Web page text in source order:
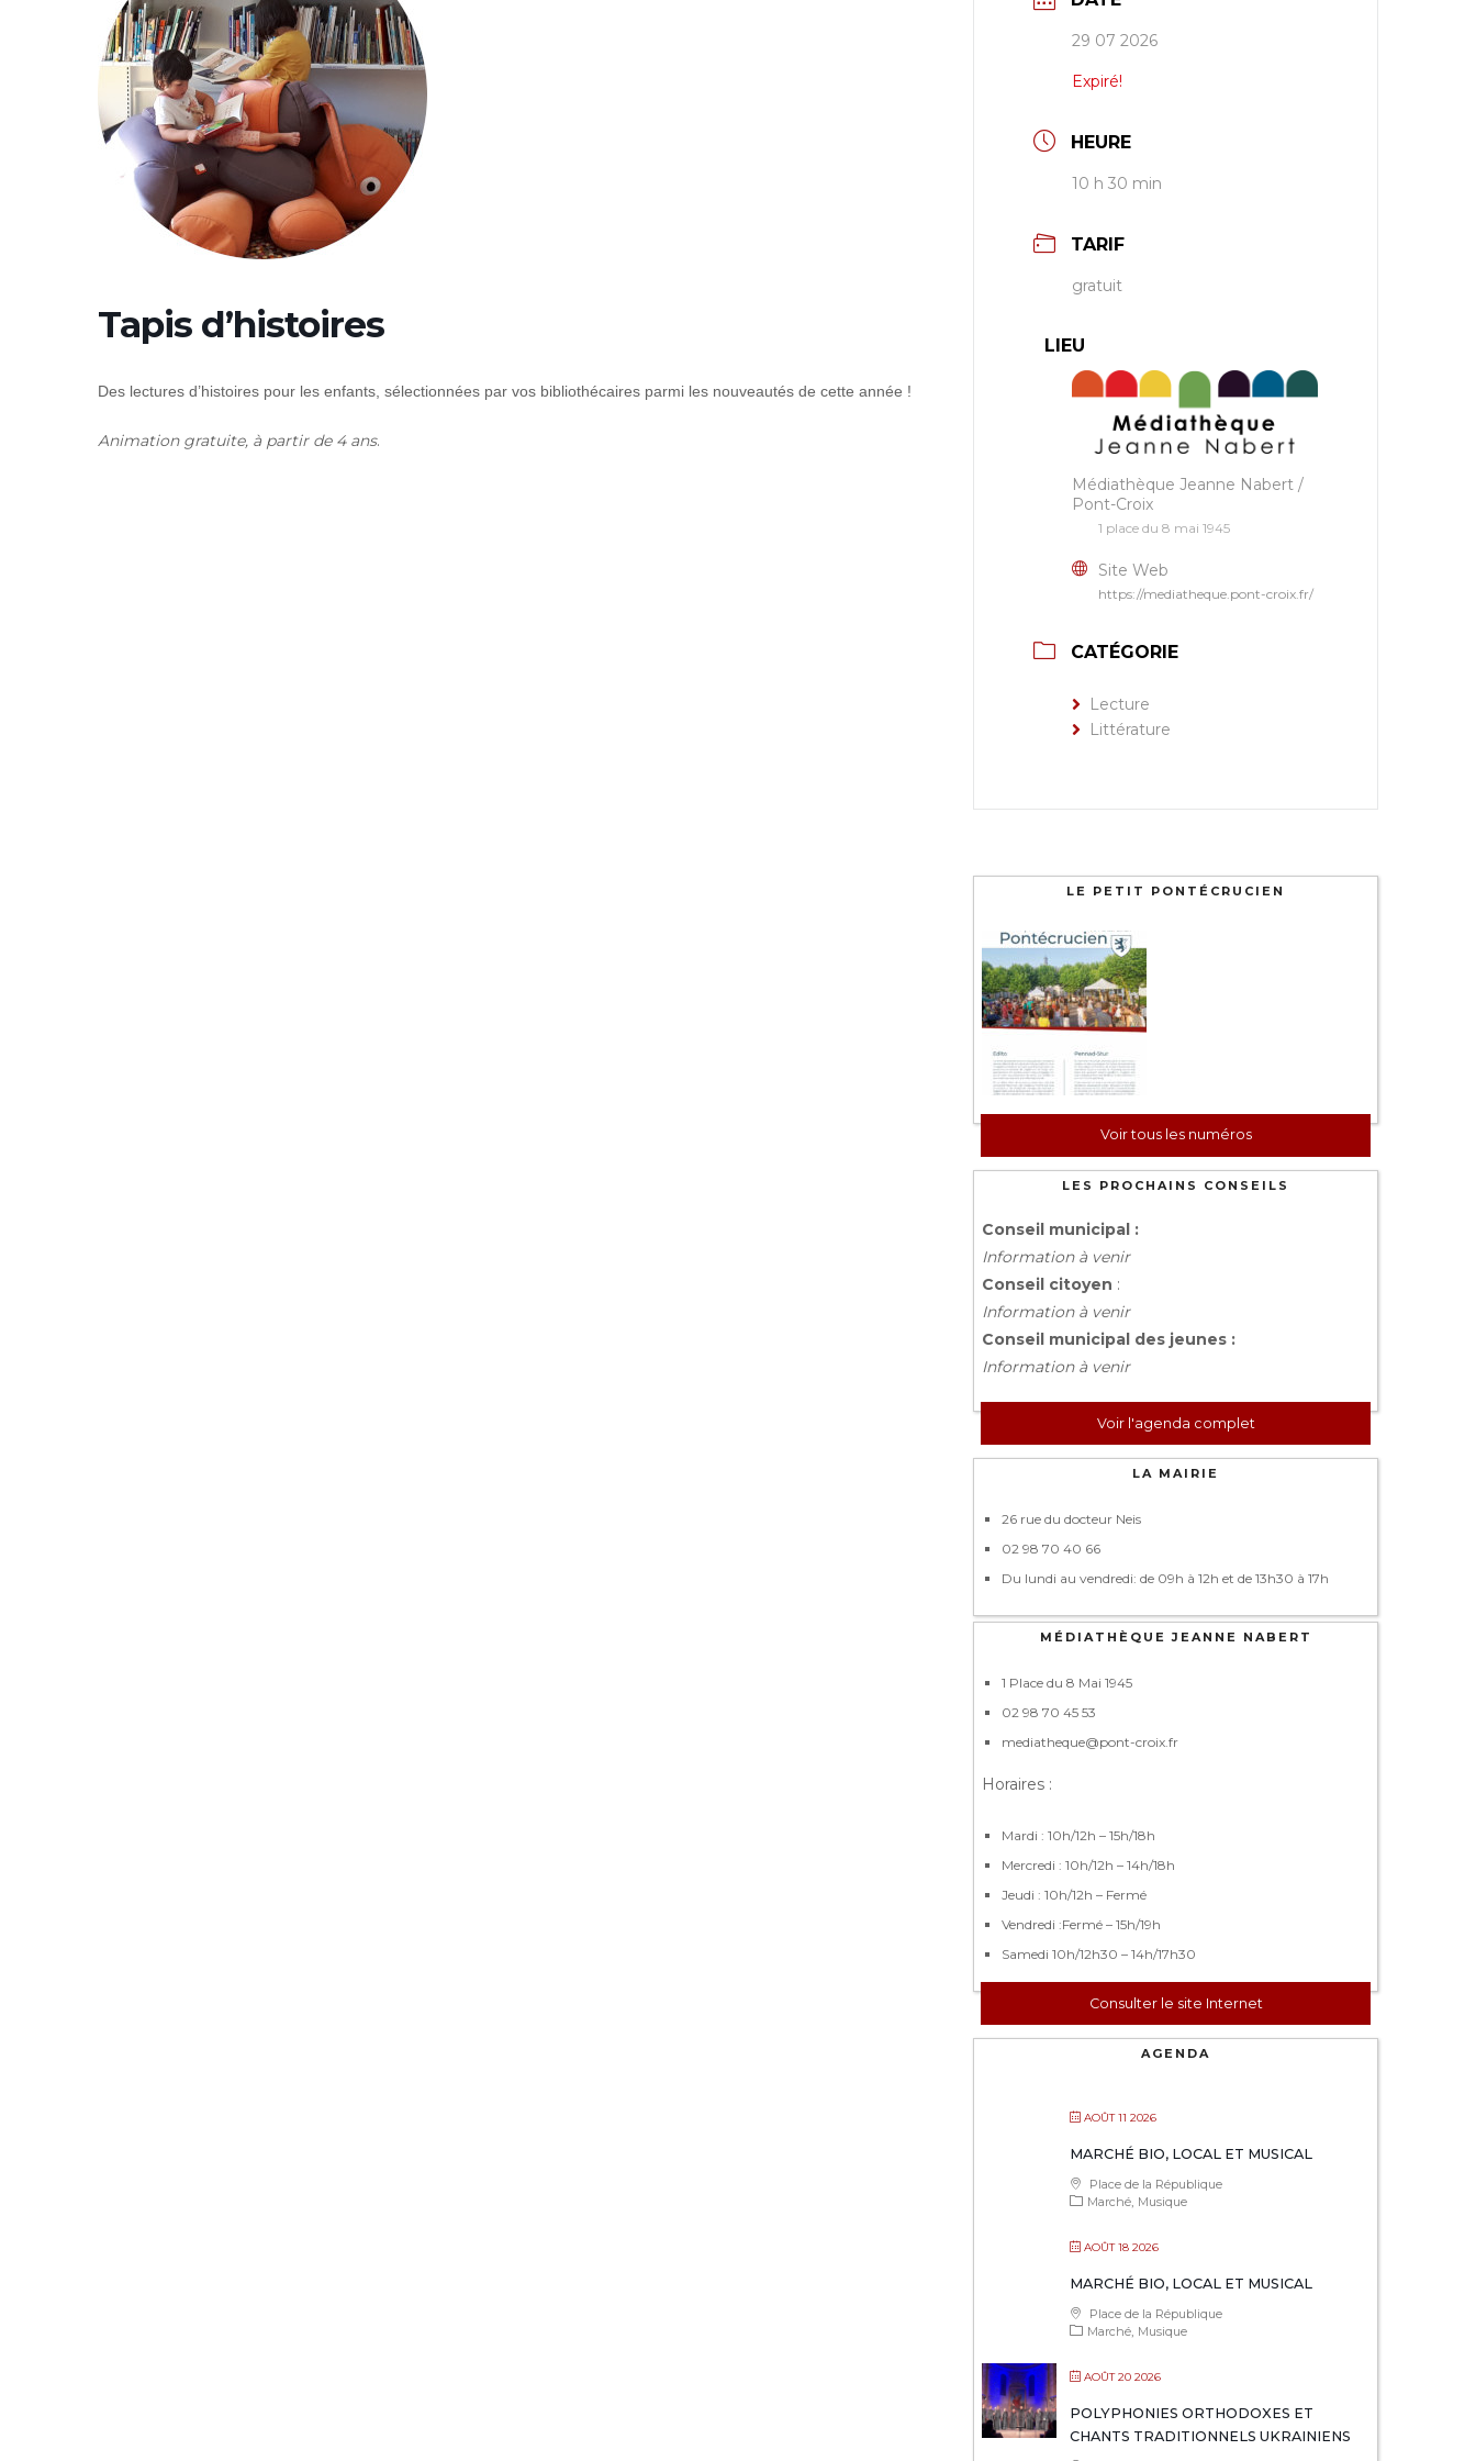
Tapis d’histoires
Des lectures d’histoires pour les enfants, sélectionnées par vos bibliothécaires parmi les nouveautés de cette année !
Animation gratuite, à partir de 4 ans.
29 07 2026
Expiré!
HEURE
10 h 30 min
TARIF
gratuit
LIEU
Médiathèque Jeanne Nabert /
Pont-Croix
1 place du 8 mai 1945
Site Web
https://mediatheque.pont-croix.fr/
CATÉGORIE
Lecture
Littérature
LE PETIT PONTÉCRUCIEN
Voir tous les numéros
LES PROCHAINS CONSEILS
Conseil municipal :
Information à venir
Conseil citoyen :
Information à venir
Conseil municipal des jeunes :
Information à venir
Voir l'agenda complet
LA MAIRIE
26 rue du docteur Neis
02 98 70 40 66
Du lundi au vendredi: de 09h à 12h et de 13h30 à 17h
MÉDIATHÈQUE JEANNE NABERT
1 Place du 8 Mai 1945
02 98 70 45 53
mediatheque@pont-croix.fr
Horaires :
Mardi : 10h/12h – 15h/18h
Mercredi : 10h/12h – 14h/18h
Jeudi : 10h/12h – Fermé
Vendredi :Fermé – 15h/19h
Samedi 10h/12h30 – 14h/17h30
Consulter le site Internet
AGENDA
AOÛT 11 2026
MARCHÉ BIO, LOCAL ET MUSICAL
Place de la République
Marché Musique
AOÛT 18 2026
MARCHÉ BIO, LOCAL ET MUSICAL
Place de la République
Marché Musique
AOÛT 20 2026
POLYPHONIES ORTHODOXES ET
CHANTS TRADITIONNELS UKRAINIENS